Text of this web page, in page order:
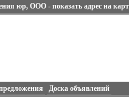
юр, ООО - показать адрес на
Доска объявлений